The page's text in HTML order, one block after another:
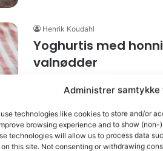
Administrer
use technologies like cookies to store and/or
browsing experience and to show
technologies will allow us to process data
on this site. Not consenting or withdrawing
Henrik Koudahl
Yoghurtis med
valnødder
Hjemmelavet yoghurtis med
er en både klassisk og samtidig
er jo ikke bare is.…
Læs mere